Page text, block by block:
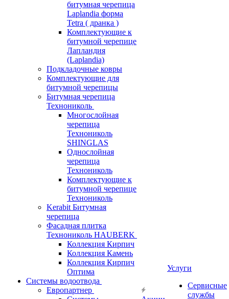
битумная черепица
Laplandia форма
Tetra ( дранка )
Комплектующие к
битумной черепице
Лапландия
(Laplandia)
Подкладочные ковры
Комплектующие для
битумной черепицы
Битумная черепица
Технониколь
Многослойная
черепица
Технониколь
SHINGLAS
Однослойная
черепица
Технониколь
Комплектующие к
битумной черепице
Технониколь
Kerabit Битумная
черепица
Фасадная плитка
Технониколь HAUBERK
Кол​лекция Кирпич
Кол​лекция Камень
Коллекция Кирпич
Оптима
Системы водоотвода
Европартнер
Услуги
Сервисные
службы